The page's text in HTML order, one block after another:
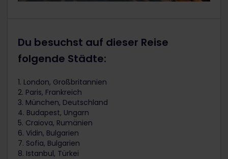
Du besuchst auf dieser Reise
folgende Städte:
1. London, Großbritannien
2. Paris, Frankreich
3. München, Deutschland
4. Budapest, Ungarn
5. Craiova, Rumänien
6. Vidin, Bulgarien
7. Sofia, Bulgarien
8. Istanbul, Türkei